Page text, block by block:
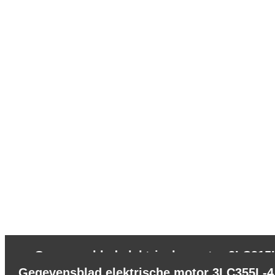
Gegevensblad elektrische motor